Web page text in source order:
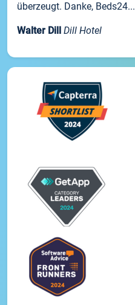
überzeugt. Danke, Beds24...
Walter Dill Dill Hotel